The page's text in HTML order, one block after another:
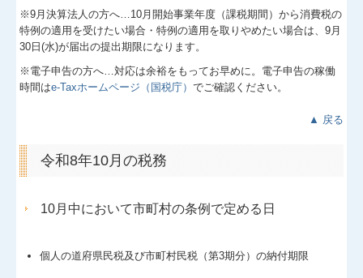
※9月決算法人の方へ…10月開始事業年度（課税期間）から消費税の
特例の適用を受けたい場合・特例の適用を取りやめたい場合は、9月
30日(水)が届出の提出期限になります。
※電子申告の方へ…対応は余裕をもってお早めに。電子申告の稼働
時間はe-Taxホームページ（国税庁）でご確認ください。
▲ 戻る
令和8年10月の税務
10月中において市町村の条例で定める日
個人の道府県民税及び市町村民税（第3期分）の納付期限